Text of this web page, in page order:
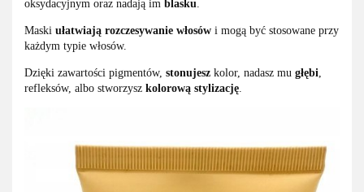
oksydacyjnym oraz nadają im blasku.
Maski ułatwiają rozczesywanie włosów i mogą być stosowane przy
każdym typie włosów.
Dzięki zawartości pigmentów, stonujesz kolor, nadasz mu głębi,
refleksów, albo stworzysz kolorową stylizację.